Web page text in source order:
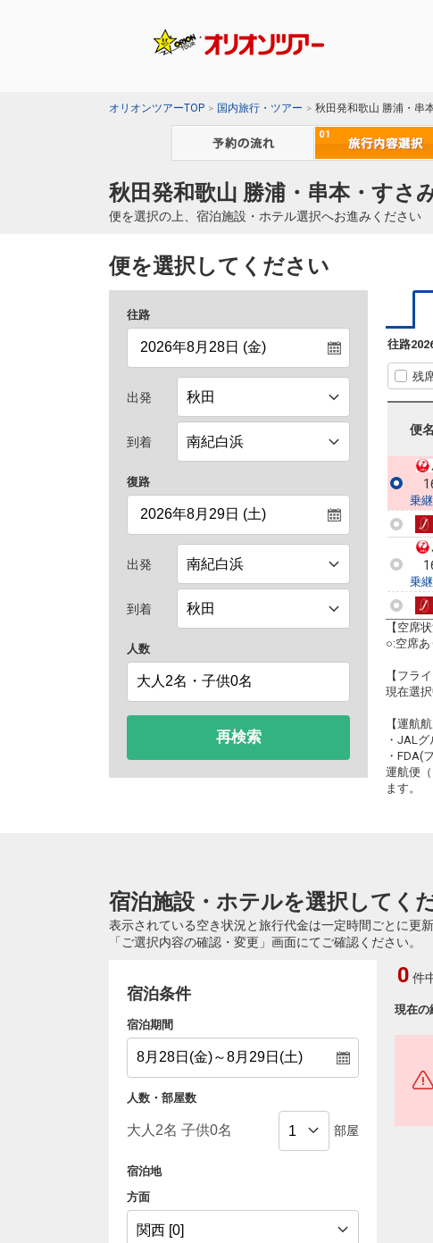
オリオンツアーTOP 国内旅行・ツアー 秋田発和歌山 勝浦・串
秋田発和歌山 勝浦・串本・すさ
便を選択の上、宿泊施設・ホテル選択へお進みください
便を選択してください
往路
出発
到着
復路
出発
到着
人数
再検索
往路
残
便名
乗
乗
【空席状
○:空席
【フラ
現在選
【運航
・JAL
・FDA(
運航便
ます。
宿泊施設・ホテルを選択してく
表示されている空き状況と旅行代金は一定時間ごとに更
「ご選択内容の確認・変更」画面にてご確認ください。
宿泊条件
宿泊期間
人数・部屋数
部屋
宿泊地
方面
現在の
0 件